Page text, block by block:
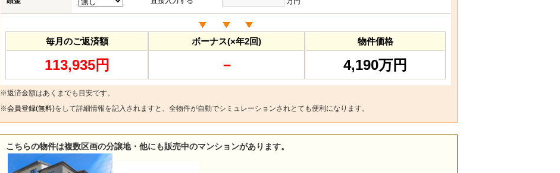
毎月のご返済額
113,935円
ボーナス(×年2回)
－
物件価格
4,190万円
※返済金額はあくまでも目安です。
※会員登録(無料)をして詳細情報を記入されますと、全物件が自動でシミュレーションされとても便利になります。
こちらの物件は複数区画の分譲地・他にも販売中のマンションがあります。